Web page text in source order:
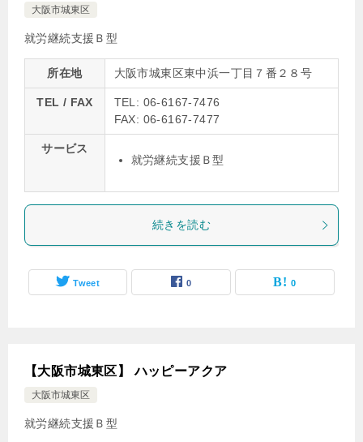
大阪市城東区
就労継続支援Ｂ型
所在地 大阪市城東区東中浜一丁目７番２８号
TEL / FAX
TEL: 06-6167-7476
FAX: 06-6167-7477
サービス
就労継続支援Ｂ型
続きを読む
Tweet 0 0
【大阪市城東区】 ハッピーアクア
大阪市城東区
就労継続支援Ｂ型